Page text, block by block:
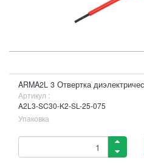
ARMA2L 3 Отвертка
Артикул :
A2L3-SC30-K2-SL-25-075
Упаковка